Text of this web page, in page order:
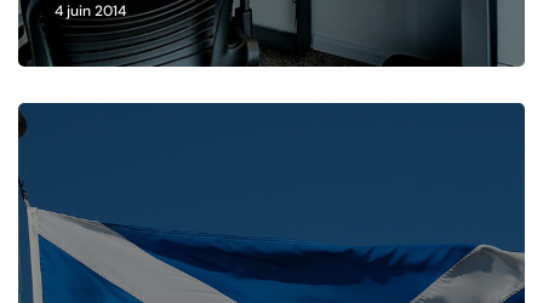
4 juin 2014